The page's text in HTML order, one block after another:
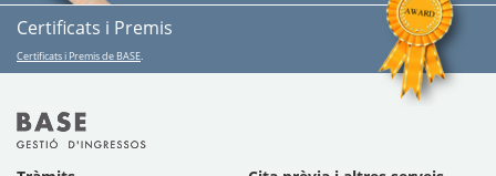
Certificats i Premis
Certificats i Premis de BASE